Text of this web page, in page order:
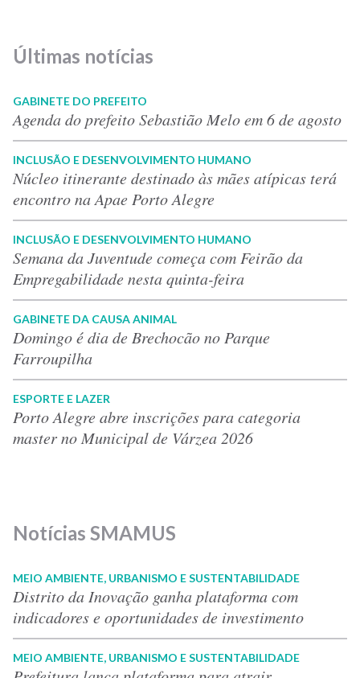
Últimas notícias
GABINETE DO PREFEITO
Agenda do prefeito Sebastião Melo em 6 de agosto
INCLUSÃO E DESENVOLVIMENTO HUMANO
Núcleo itinerante destinado às mães atípicas terá
encontro na Apae Porto Alegre
INCLUSÃO E DESENVOLVIMENTO HUMANO
Semana da Juventude começa com Feirão da
Empregabilidade nesta quinta-feira
GABINETE DA CAUSA ANIMAL
Domingo é dia de Brechocão no Parque
Farroupilha
ESPORTE E LAZER
Porto Alegre abre inscrições para categoria
master no Municipal de Várzea 2026
Notícias SMAMUS
MEIO AMBIENTE, URBANISMO E SUSTENTABILIDADE
Distrito da Inovação ganha plataforma com
indicadores e oportunidades de investimento
MEIO AMBIENTE, URBANISMO E SUSTENTABILIDADE